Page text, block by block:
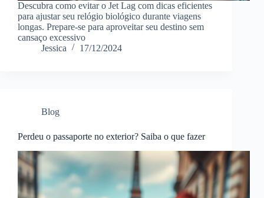
Descubra como evitar o Jet Lag com dicas eficientes
para ajustar seu relógio biológico durante viagens
longas. Prepare-se para aproveitar seu destino sem
cansaço excessivo
Jessica
17/12/2024
Blog
Perdeu o passaporte no exterior? Saiba o que fazer